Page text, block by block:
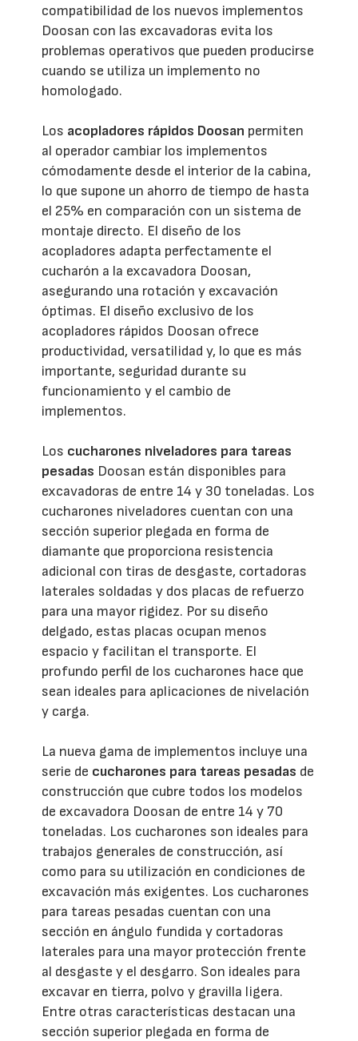
compatibilidad de los nuevos implementos
Doosan con las excavadoras evita los
problemas operativos que pueden producirse
cuando se utiliza un implemento no
homologado.
Los acopladores rápidos Doosan permiten
al operador cambiar los implementos
cómodamente desde el interior de la cabina,
lo que supone un ahorro de tiempo de hasta
el 25% en comparación con un sistema de
montaje directo. El diseño de los
acopladores adapta perfectamente el
cucharón a la excavadora Doosan,
asegurando una rotación y excavación
óptimas. El diseño exclusivo de los
acopladores rápidos Doosan ofrece
productividad, versatilidad y, lo que es más
importante, seguridad durante su
funcionamiento y el cambio de
implementos.
Los cucharones niveladores para tareas
pesadas Doosan están disponibles para
excavadoras de entre 14 y 30 toneladas. Los
cucharones niveladores cuentan con una
sección superior plegada en forma de
diamante que proporciona resistencia
adicional con tiras de desgaste, cortadoras
laterales soldadas y dos placas de refuerzo
para una mayor rigidez. Por su diseño
delgado, estas placas ocupan menos
espacio y facilitan el transporte. El
profundo perfil de los cucharones hace que
sean ideales para aplicaciones de nivelación
y carga.
La nueva gama de implementos incluye una
serie de cucharones para tareas pesadas de
construcción que cubre todos los modelos
de excavadora Doosan de entre 14 y 70
toneladas. Los cucharones son ideales para
trabajos generales de construcción, así
como para su utilización en condiciones de
excavación más exigentes. Los cucharones
para tareas pesadas cuentan con una
sección en ángulo fundida y cortadoras
laterales para una mayor protección frente
al desgaste y el desgarro. Son ideales para
excavar en tierra, polvo y gravilla ligera.
Entre otras características destacan una
sección superior plegada en forma de